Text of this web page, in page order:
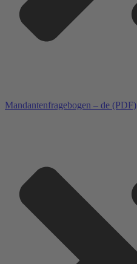
Mandantenfragebogen – de (PDF)